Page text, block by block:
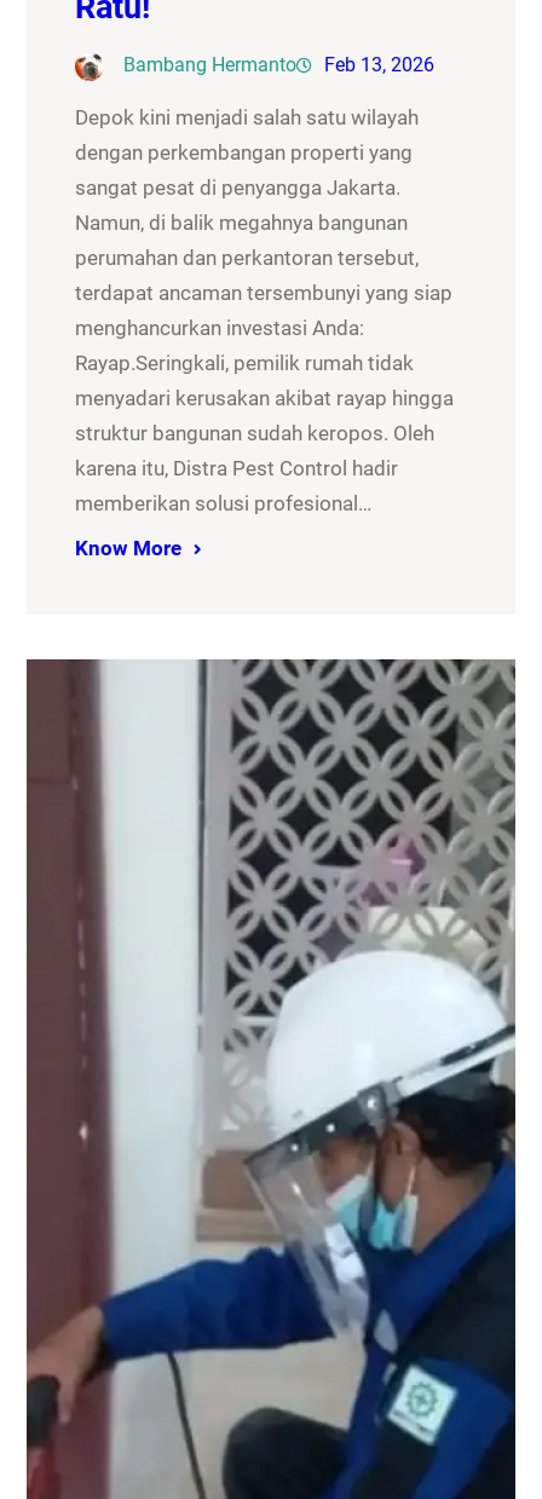
Bambang Hermanto Feb 13, 2026
Depok kini menjadi salah satu wilayah
dengan perkembangan properti yang
sangat pesat di penyangga Jakarta.
Namun, di balik megahnya bangunan
perumahan dan perkantoran tersebut,
terdapat ancaman tersembunyi yang siap
menghancurkan investasi Anda:
Rayap.Seringkali, pemilik rumah tidak
menyadari kerusakan akibat rayap hingga
struktur bangunan sudah keropos. Oleh
karena itu, Distra Pest Control hadir
memberikan solusi profesional…
Know More